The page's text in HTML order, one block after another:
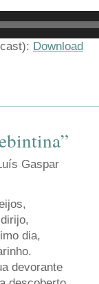
Download
Gaspar
dia,
devorante